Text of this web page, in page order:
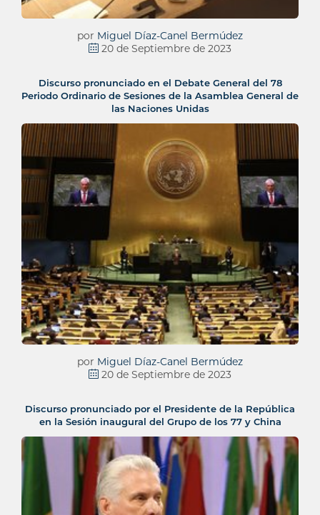
por Miguel Díaz-Canel Bermúdez
20 de Septiembre de 2023
Discurso pronunciado en el Debate General del 78
Periodo Ordinario de Sesiones de la Asamblea General de
las Naciones Unidas
por Miguel Díaz-Canel Bermúdez
20 de Septiembre de 2023
Discurso pronunciado por el Presidente de la República
en la Sesión inaugural del Grupo de los 77 y China